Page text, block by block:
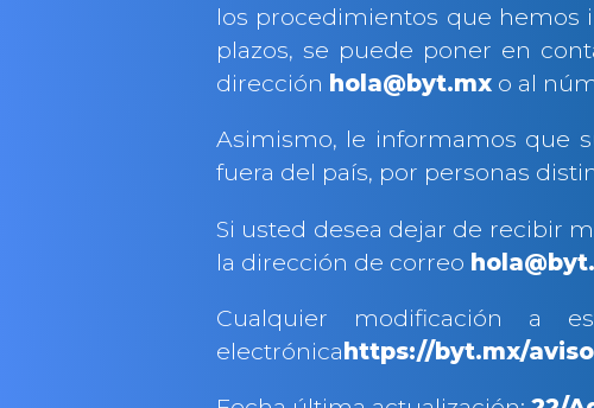
los procedimientos que hemos
plazos, se puede poner en
dirección hola@byt.mx o al
Asimismo, le informamos que
fuera del país, por personas
Si usted desea dejar de recibir
la dirección de correo
Cualquier modificación a
electrónicahttps://byt.mx/